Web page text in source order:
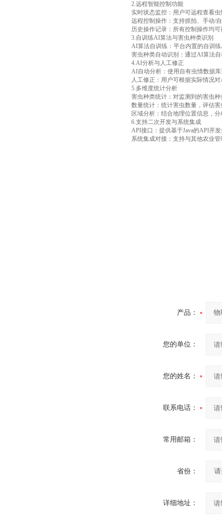
2.远程智能控制功能
实时状态监控：用户可远程查看
远程控制操作：支持抓拍、手动/
历史操作记录：所有控制操作均
3.自训练AI算法与害虫种类识别
AI算法自训练：平台内置的自训
害虫种类自动识别：通过AI算法
4.AI分析与人工修正
AI自动分析：使用自有虫情数据
人工修正：用户可根据实际情况
5.多维度统计分析
害虫种类统计：对监测到的害虫
数量统计：统计害虫数量，评估
区域分析：结合地理位置信息，
6.支持二次开发与系统集成
API接口：提供基于Java的API开
系统集成对接：支持与其他农业
产品：
您的单位：
您的姓名：
联系电话：
常用邮箱：
省份：
详细地址：